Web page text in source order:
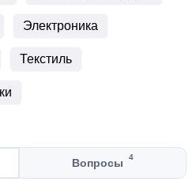
Электроника
Текстиль
Вопросы 4